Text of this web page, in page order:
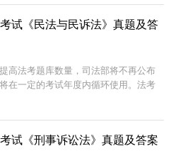
试《民法与民诉法》真题及答
高法考题库数量，司法部将不再公布
在一定的考试年度内循环使用。法考
家汇总了历年法考回忆版真题及答案
试《刑事诉讼法》真题及答案